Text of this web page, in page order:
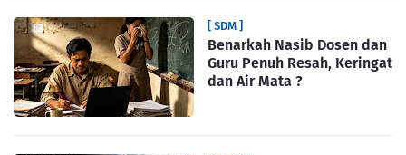
[ SDM ]
Benarkah Nasib Dosen dan
Guru Penuh Resah, Keringat
dan Air Mata ?